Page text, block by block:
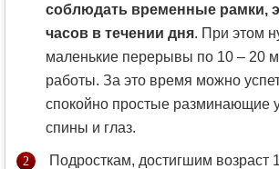
соблюдать временные рамки,
часов в течении дня. При этом
маленькие перерывы по 10 – 20
работы. За это время можно
спокойно простые разминающие
спины и глаз.
Подросткам, достигшим возраст